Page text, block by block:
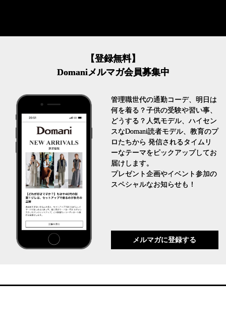
【登録無料】
Domaniメルマガ会員募集中
管理職世代の通勤コーデ、明日は
何を着る？子供の受験や習い事、
どうする？人気モデル、ハイセン
スなDomani読者モデル、教育のプ
ロたちから 発信されるタイムリ
ーなテーマをピックアップしてお
届けします。
プレゼント企画やイベント参加の
スペシャルなお知らせも！
メルマガに登録する